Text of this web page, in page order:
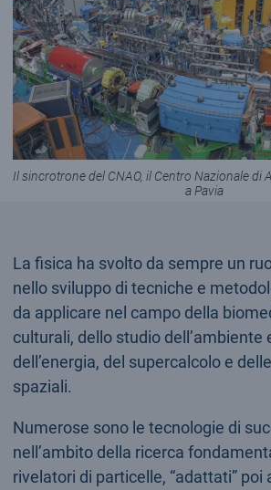
Il sincrotrone del CNAO, il Centro Nazionale di
a Pavia
La fisica ha svolto da sempre un
nello sviluppo di tecniche e
da applicare nel campo della
culturali, dello studio dell’ambiente
dell’energia, del supercalcolo e
spaziali.
Numerose sono le tecnologie di
nell’ambito della ricerca
rivelatori di particelle, “adattati” poi